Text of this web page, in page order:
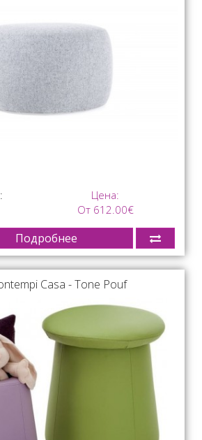
Цена:
От 612.00€
Подробнее
Casa - Tone Pouf